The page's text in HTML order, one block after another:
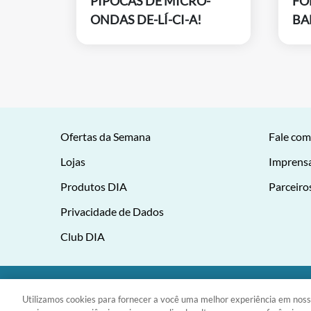
ONDAS DE-LÍ-CI-A!
Ofertas da Semana
Lojas
Produtos DIA
Privacidade de Dados
Club DIA
Fale
DIA Brasil Sociedade LTDA
Utilizamos cookies para fornecer a você uma melhor experiência em